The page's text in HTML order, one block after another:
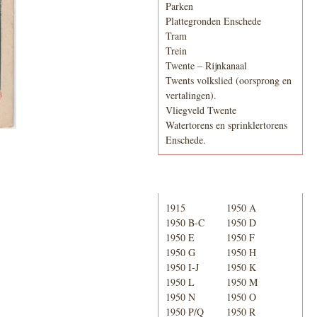
Parken
Plattegronden Enschede
Tram
Trein
Twente – Rijnkanaal
Twents volkslied (oorsprong en
vertalingen).
Vliegveld Twente
Watertorens en sprinklertorens
Enschede.
1915
1950 A
1950 B-C
1950 D
1950 E
1950 F
1950 G
1950 H
1950 I-J
1950 K
1950 L
1950 M
1950 N
1950 O
1950 P/Q
1950 R